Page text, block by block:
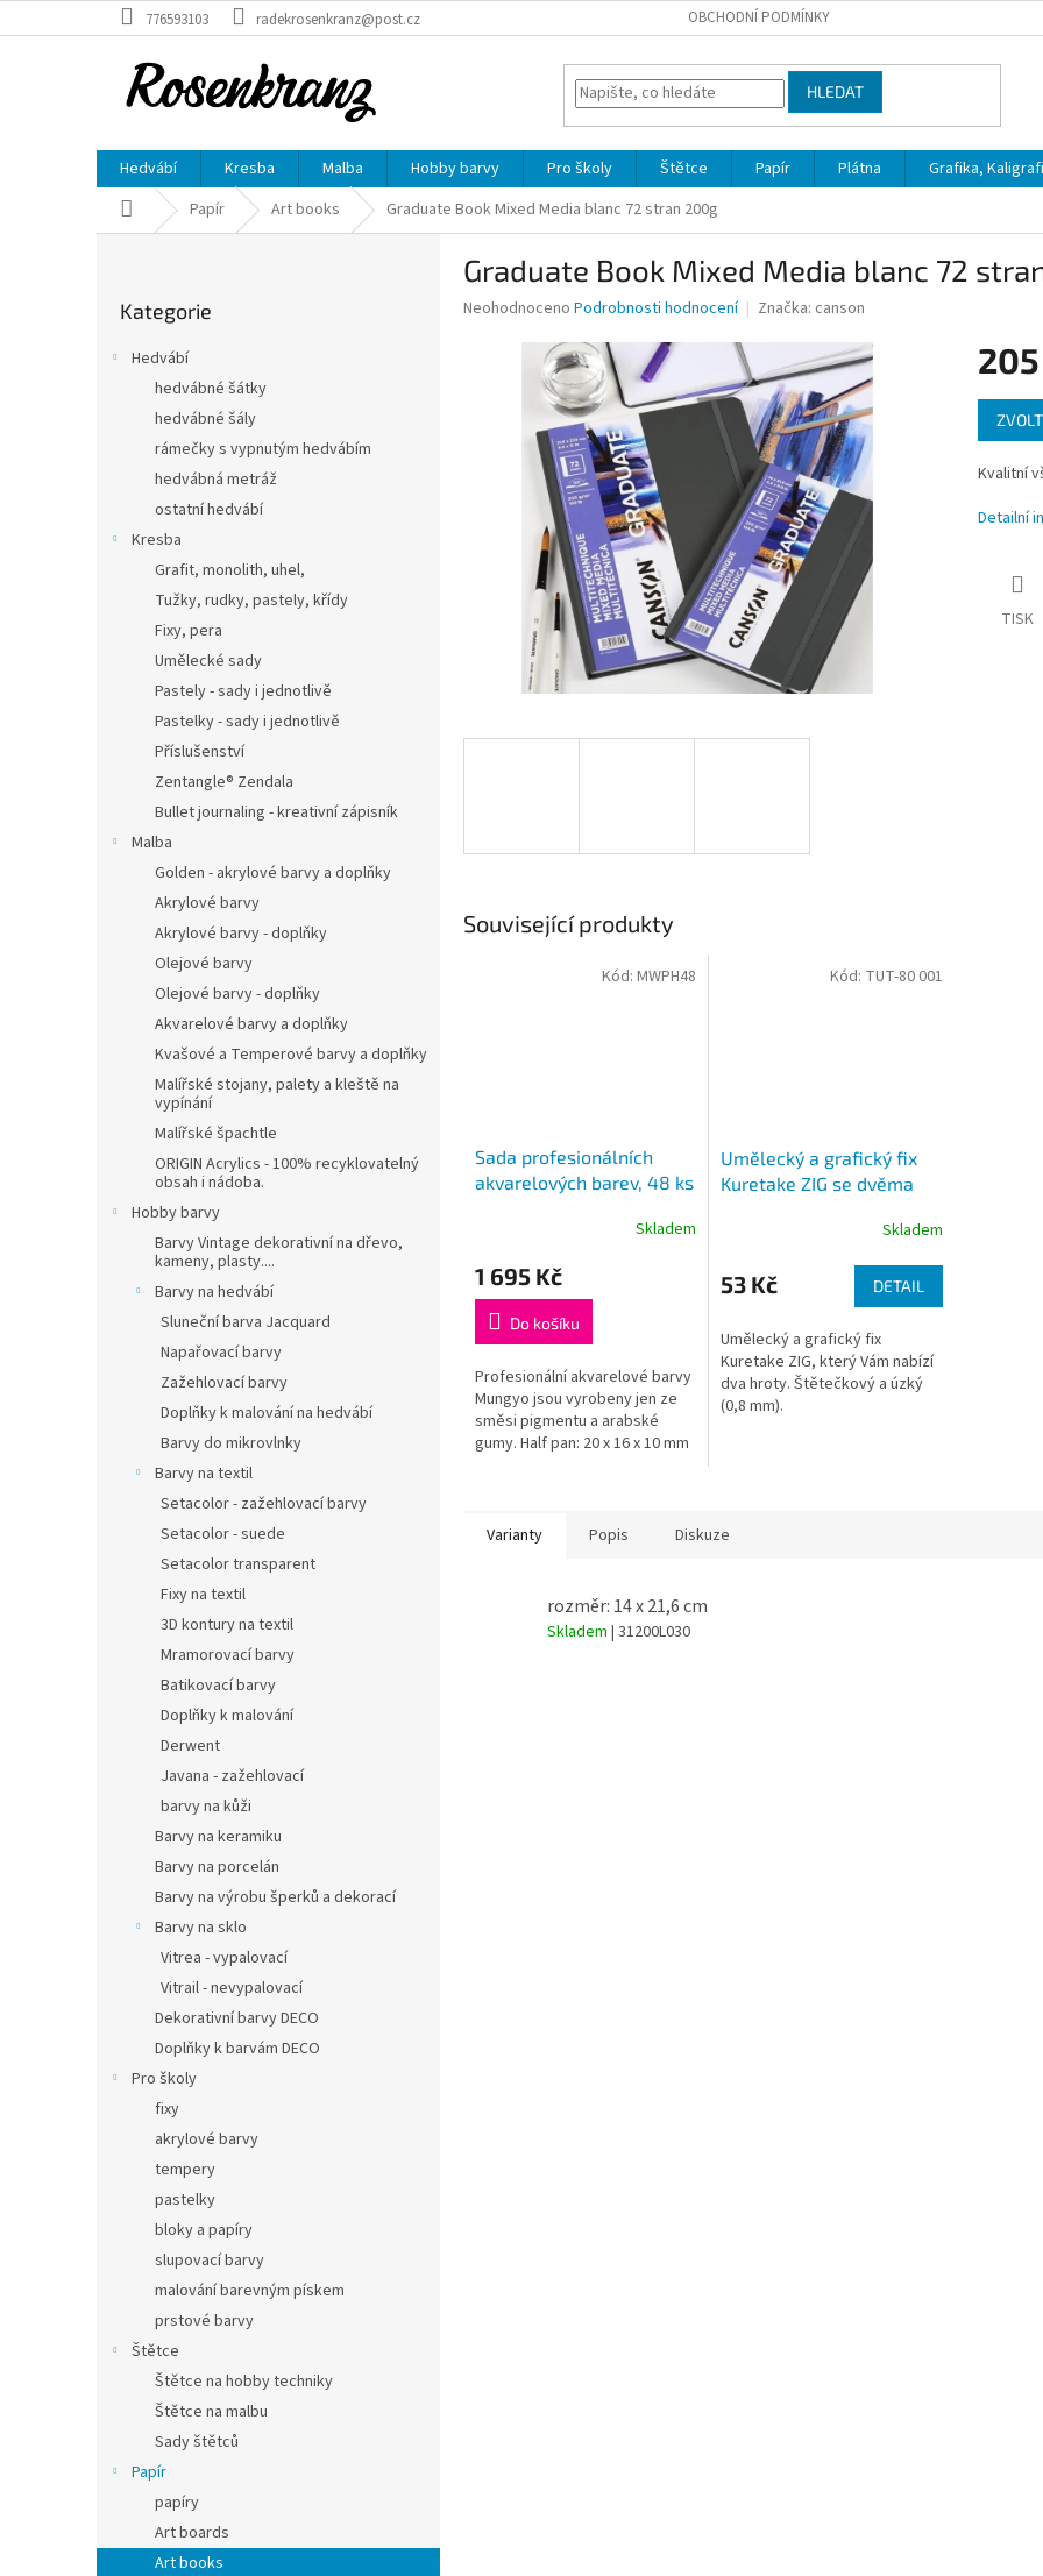
na
776593103 radekrosenkranz@post.cz OBCHODNÍ PODMÍNKY
HLEDAT
Hedvábí Kresba Malba Hobby barvy Pro školy Štětce Papír Plátna Grafika,
Domů Papír Art books Graduate Book Mixed Media blanc 72 stran 200g
kategorie
Kategorie
Hedvábí
hedvábné šátky
hedvábné šály
rámečky s vypnutým hedvábím
hedvábná metráž
ostatní hedvábí
Kresba
Grafit, monolith, uhel,
Tužky, rudky, pastely, křídy
Fixy, pera
Umělecké sady
Pastely - sady i jednotlivě
Pastelky - sady i jednotlivě
Příslušenství
Zentangle® Zendala
Bullet journaling - kreativní zápisník
Malba
Golden - akrylové barvy a doplňky
Akrylové barvy
Akrylové barvy - doplňky
Olejové barvy
Olejové barvy - doplňky
Akvarelové barvy a doplňky
Kvašové a Temperové barvy a doplňky
Malířské stojany, palety a kleště na
vypínání
Malířské špachtle
ORIGIN Acrylics - 100% recyklovatelný
obsah i nádoba.
Hobby barvy
Barvy Vintage dekorativní na dřevo,
kameny, plasty....
Barvy na hedvábí
Sluneční barva Jacquard
Napařovací barvy
Zažehlovací barvy
Doplňky k malování na hedvábí
Barvy do mikrovlnky
Barvy na textil
Setacolor - zažehlovací barvy
Setacolor - suede
Setacolor transparent
Fixy na textil
3D kontury na textil
Mramorovací barvy
Batikovací barvy
Doplňky k malování
Derwent
Javana - zažehlovací
barvy na kůži
Barvy na keramiku
Barvy na porcelán
Barvy na výrobu šperků a dekorací
Barvy na sklo
Vitrea - vypalovací
Vitrail - nevypalovací
Dekorativní barvy DECO
Doplňky k barvám DECO
Pro školy
fixy
akrylové barvy
tempery
pastelky
bloky a papíry
slupovací barvy
malování barevným pískem
prstové barvy
Štětce
Štětce na hobby techniky
Štětce na malbu
Sady štětců
Papír
papíry
Art boards
Art books
Graduate Book Mixed Media blanc 72
Průměrné
Neohodnoceno Podrobnosti hodnocení Značka: canson
Měrná
cena:
Kvalitní
Detailní
TISK
Související produkty
Sada profesionálních
akvarelových barev, 48 ks
Skladem
1 695 Kč
Do košíku
Profesionální akvarelové barvy
Mungyo jsou vyrobeny jen ze
směsi pigmentu a arabské
gumy. Half pan: 20 x 16 x 10 mm
Kód: MWPH48
Umělecký a grafický fix
Kuretake ZIG se dvěma
Skladem
53 Kč DETAIL
Umělecký a grafický fix
Kuretake ZIG, který Vám nabízí
dva hroty. Štětečkový a úzký
(0,8 mm).
Kód: TUT-80 001
Varianty Popis Diskuze
rozměr: 14 x 21,6 cm
Skladem | 31200L030